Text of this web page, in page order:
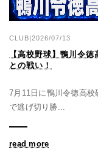
CLUB|2026/07/13
【高校野球】鴨川令
との戦い！
7月11日に鴨川令徳高
で逃げ切り勝...
read more